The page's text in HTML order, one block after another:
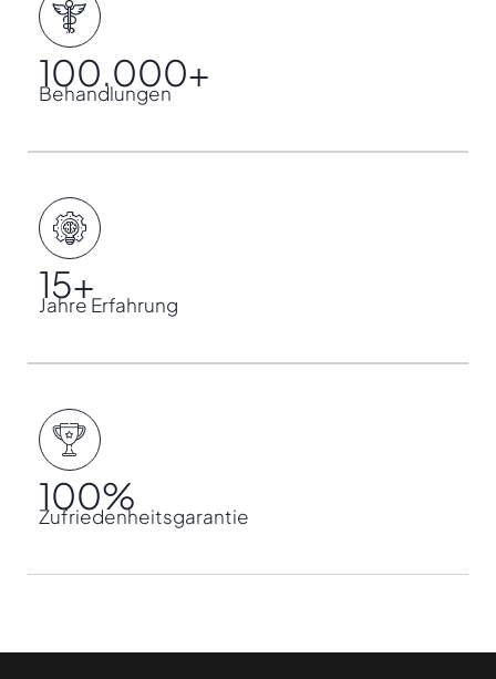
100.000+
Behandlungen
15+
Jahre Erfahrung
100%
Zufriedenheitsgarantie